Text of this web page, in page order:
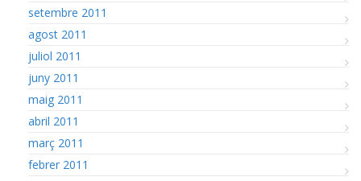
setembre 2011
agost 2011
juliol 2011
juny 2011
maig 2011
abril 2011
març 2011
febrer 2011